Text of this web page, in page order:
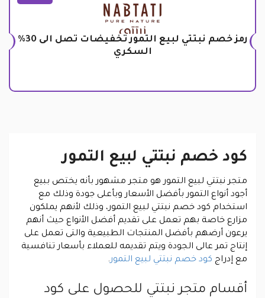
رمز خصم نبتتي لبيع التمور تخفيضات تصل الى 30%
السكري
كود خصم نبتتي لبيع التمور
متجر نبتتي لبيع التمور هو متجر مشهور بأنه يختص ببيع
أجود أنواع التمور بأفضل الأسعار وبأعلى جودة وذلك مع
استخدام كود خصم نبتتي لبيع التمور، وذلك لأنهم يملكون
مزارع خاصة بهم تعمل على تقديم أفضل الأنواع حيث أنهم
يرعون أرضهم بأفضل المنتجات الطبيعية والتى تعمل على
إنتاج تمر عالى الجودة ويتم تقديمه للعملاء بأسعار تنافسية
مع إدراج كود خصم نبتتي لبيع التمور.
أقسام متجر نبتتي للحصول على كود